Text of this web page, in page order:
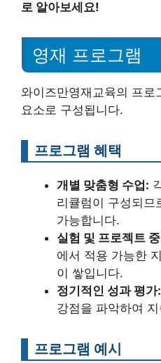
로 알아보세요!
영재 프로그램
와이즈만영재교육의 프로
요소로 구성됩니다.
프로그램 혜택
개별 맞춤형 수업:
리큘럼이 구성되므
가능합니다.
실험 및 프로젝트
에서 적용 가능한
이 쌓입니다.
정기적인 성과 평가:
강점을 파악하여
프로그램 예시